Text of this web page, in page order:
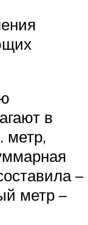
в
метр,
–
метр –